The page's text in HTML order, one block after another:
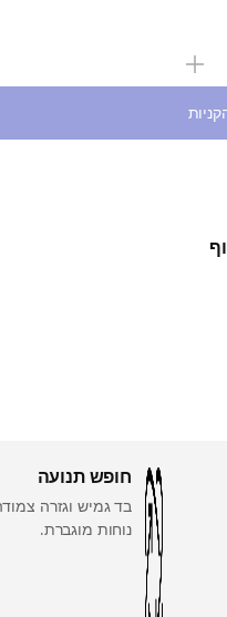
כמות
חופש תנועה
בד גמיש וגזרה
נוחות מוגברת.